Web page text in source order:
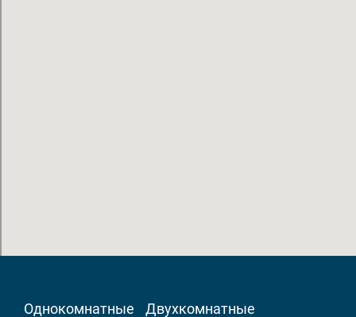
Однокомнатные Двухкомнатные